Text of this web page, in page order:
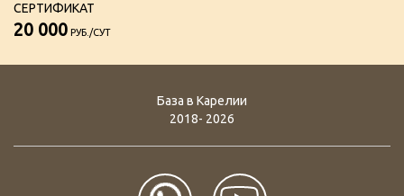
СЕРТИФИКАТ
20 000 РУБ./СУТ
База в Карелии
2018- 2026